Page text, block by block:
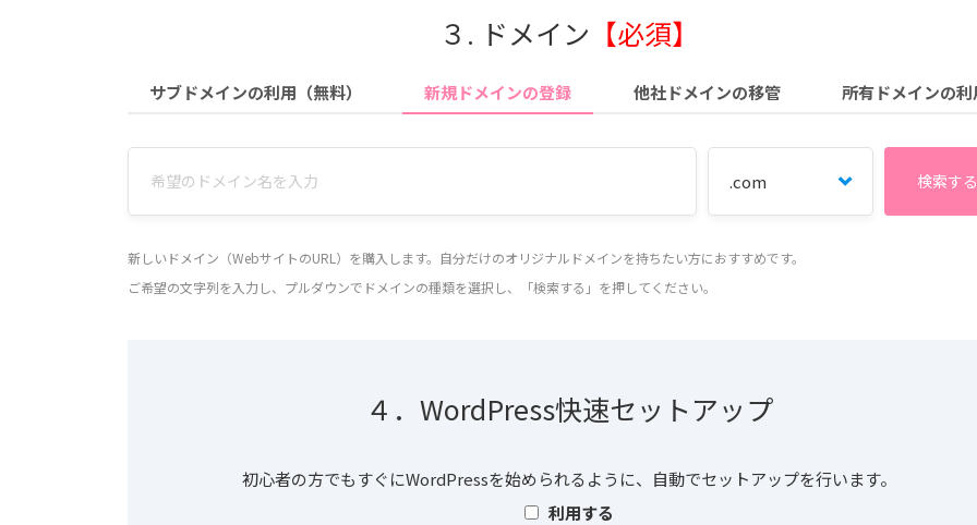
３. ドメイン 【必須】
サブドメインの利用（無料） 新規ドメインの登録 他社ドメインの移管 所有ドメインの利
新しいドメイン（WebサイトのURL）を購入します。自分だけのオリジナルドメインを持ちたい方におすすめです。
ご希望の文字列を入力し、プルダウンでドメインの種類を選択し、「検索する」を押してください。
４．WordPress快速セットアップ
初心者の方でもすぐにWordPressを始められるように、自動でセットアップを行います。
利用する